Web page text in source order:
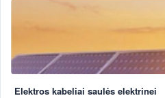
Elektros kabeliai saulės elektrinei